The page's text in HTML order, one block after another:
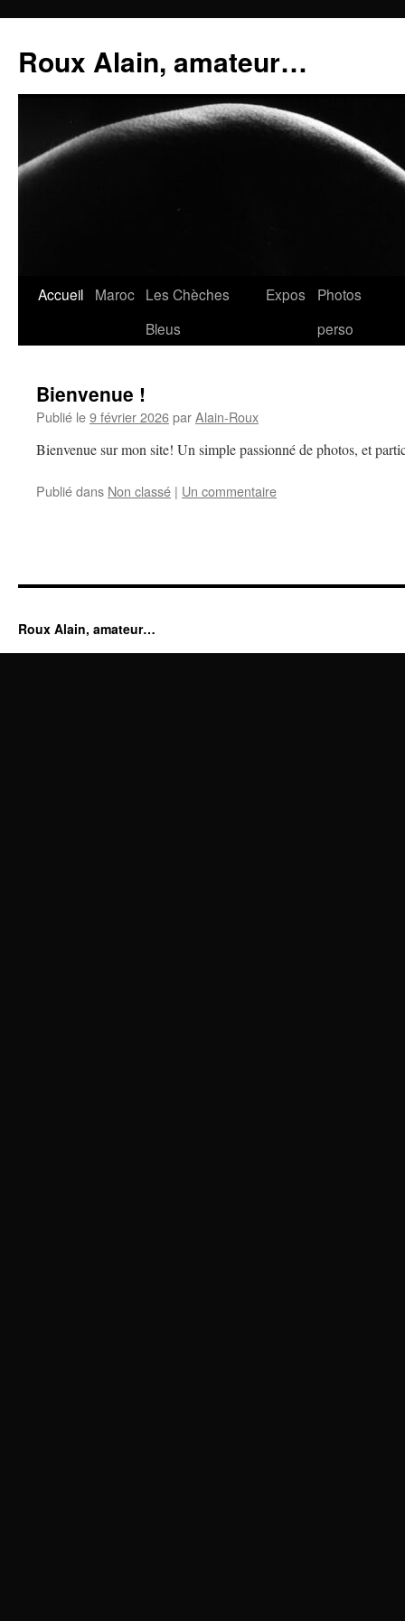
contenu
Roux Alain, amateur…
Accueil Maroc Les Chèches
Bleus
Expos
Photos
perso
Bienvenue !
Publié le9 février 2026parAlain-Roux
Bienvenue sur mon site! Un simple passionné de photos, et
Publié dans Non classé | Un commentaire
Roux Alain, amateur…